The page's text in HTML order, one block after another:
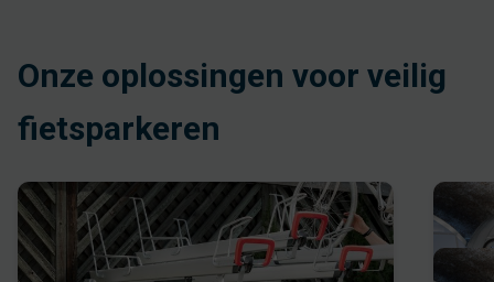
Onze oplossingen voor veilig
fietsparkeren